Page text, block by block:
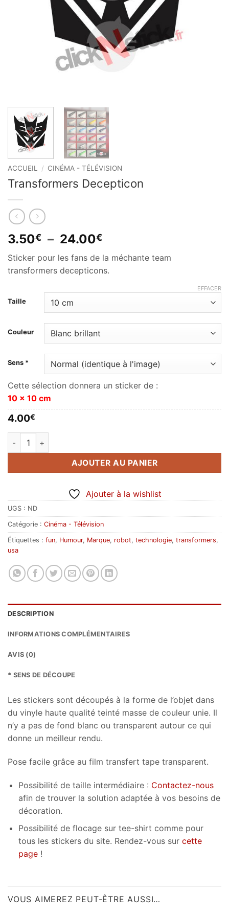
ACCUEIL / CINÉMA - TÉLÉVISION
Transformers Decepticon
3.50€ – 24.00€Plage
prix :
3.50€
Sticker pour les fans de la méchante team
transformers decepticons.
Taille
Couleur
Sens *
EFFACER
Cette sélection donnera un sticker de :
10 x 10 cm
4.00€
quantité de Transformers Decepticon
AJOUTER AU PANIER
Ajouter à la wishlist
UGS : ND
Catégorie : Cinéma - Télévision
Étiquettes : fun, Humour, Marque, robot, technologie, transformers,
usa
DESCRIPTION
INFORMATIONS COMPLÉMENTAIRES
AVIS (0)
* SENS DE DÉCOUPE
Les stickers sont découpés à la forme de l’objet dans
du vinyle haute qualité teinté masse de couleur unie. Il
n’y a pas de fond blanc ou transparent autour ce qui
donne un meilleur rendu.
Pose facile grâce au film transfert tape transparent.
Possibilité de taille intermédiaire : Contactez-nous
afin de trouver la solution adaptée à vos besoins de
décoration.
Possibilité de flocage sur tee-shirt comme pour
tous les stickers du site. Rendez-vous sur cette
page!
VOUS AIMEREZ PEUT-ÊTRE AUSSI…